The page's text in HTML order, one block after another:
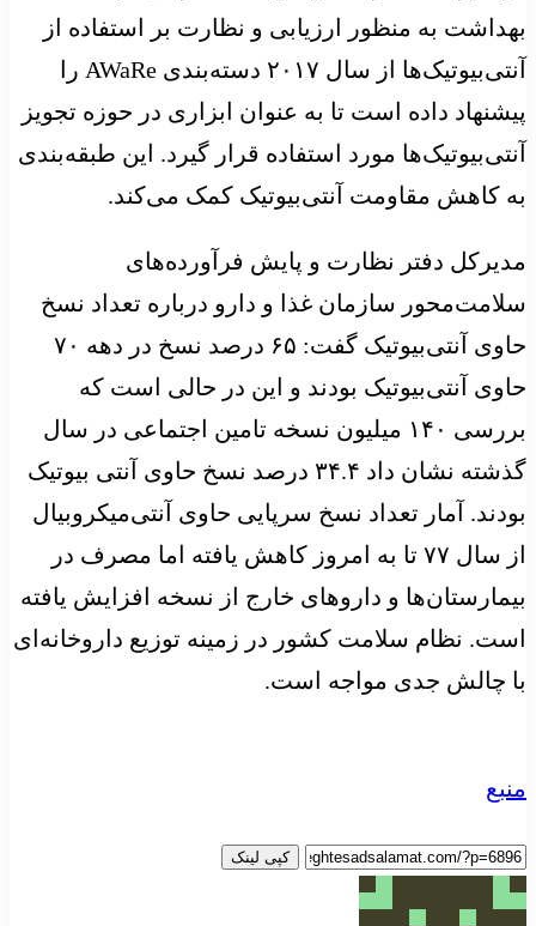
بهداشت به منظور ارزیابی و نظارت بر استفاده از
آنتی‌بیوتیک‌ها از سال ۲۰۱۷ دسته‌بندی AWaRe را
پیشنهاد داده است تا به عنوان ابزاری در حوزه تجویز
آنتی‌بیوتیک‌ها مورد استفاده قرار گیرد. این طبقه‌بندی
به کاهش مقاومت آنتی‌بیوتیک کمک می‌کند.
مدیرکل دفتر نظارت و پایش فرآورده‌های
سلامت‌محور سازمان غذا و دارو درباره تعداد نسخ
حاوی آنتی‌بیوتیک گفت: ۶۵ درصد نسخ در دهه ۷۰
حاوی آنتی‌بیوتیک بودند و این در حالی است که
بررسی ۱۴۰ میلیون نسخه تامین اجتماعی در سال
گذشته نشان داد ۳۴.۴ درصد نسخ حاوی آنتی بیوتیک
بودند. آمار تعداد نسخ سرپایی حاوی آنتی‌میکروبیال
از سال ۷۷ تا به امروز کاهش یافته اما مصرف در
بیمارستان‌ها و داروهای خارج از نسخه افزایش یافته
است. نظام سلامت کشور در زمینه توزیع داروخانه‌ای
با چالش جدی مواجه است.
منبع
کپی لینک